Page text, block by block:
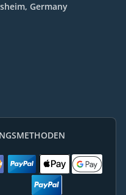
Germany